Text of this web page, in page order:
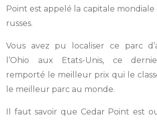
Point est appelé la capitale
russes.
Vous avez pu localiser ce parc
l’Ohio aux Etats-Unis, ce
remporté le meilleur prix qui le
le meilleur parc au monde.
Il faut savoir que Cedar Point est